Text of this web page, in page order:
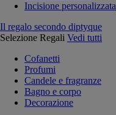
Incisione personalizzata
Il regalo secondo diptyque
Selezione Regali Vedi tutti
Cofanetti
Profumi
Candele e fragranze
Bagno e corpo
Decorazione